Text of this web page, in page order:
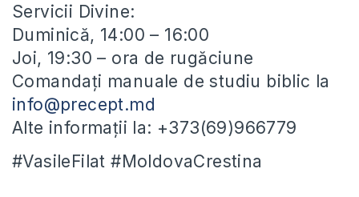
Servicii Divine:
Duminică, 14:00 – 16:00
Joi, 19:30 – ora de rugăciune
Comandați manuale de studiu biblic la
info@precept.md
Alte informații la: +373(69)966779
#VasileFilat #MoldovaCrestina